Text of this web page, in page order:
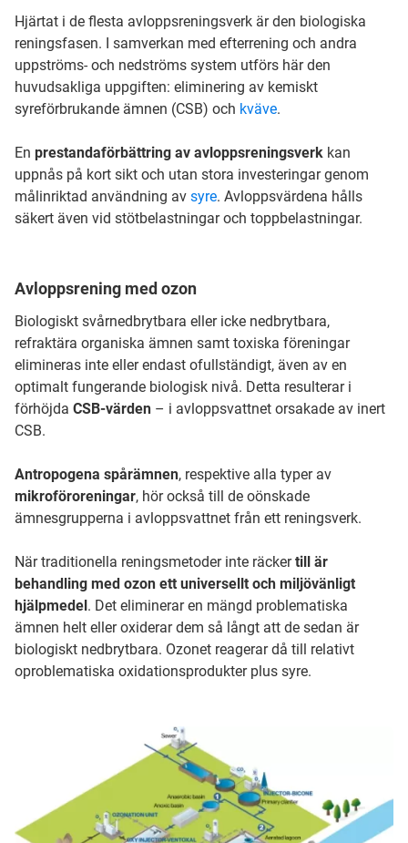
Hjärtat i de flesta avloppsreningsverk är den biologiska
reningsfasen. I samverkan med efterrening och andra
uppströms- och nedströms system utförs här den
huvudsakliga uppgiften: eliminering av kemiskt
syreförbrukande ämnen (CSB) och kväve.
En prestandaförbättring av avloppsreningsverk kan
uppnås på kort sikt och utan stora investeringar genom
målinriktad användning av syre. Avloppsvärdena hålls
säkert även vid stötbelastningar och toppbelastningar.
Avloppsrening med ozon
Biologiskt svårnedbrytbara eller icke nedbrytbara,
refraktära organiska ämnen samt toxiska föreningar
elimineras inte eller endast ofullständigt, även av en
optimalt fungerande biologisk nivå. Detta resulterar i
förhöjda CSB-värden – i avloppsvattnet orsakade av inert
CSB.
Antropogena spårämnen, respektive alla typer av
mikroföroreningar, hör också till de oönskade
ämnesgrupperna i avloppsvattnet från ett reningsverk.
När traditionella reningsmetoder inte räckertill är
behandling med ozon ett universellt och miljövänligt
hjälpmedel . Det eliminerar en mängd problematiska
ämnen helt eller oxiderar dem så långt att de sedan är
biologiskt nedbrytbara. Ozonet reagerar då till relativt
oproblematiska oxidationsprodukter plus syre.